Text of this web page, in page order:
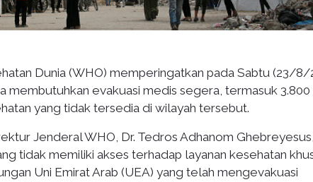
Dunia (WHO) memperingatkan pada Sabtu (23/8/
membutuhkan evakuasi medis segera, termasuk 3.800
yang tidak tersedia di wilayah tersebut.
Jenderal WHO, Dr. Tedros Adhanom Ghebreyesus,
tidak memiliki akses terhadap layanan kesehatan
Uni Emirat Arab (UEA) yang telah mengevakuasi